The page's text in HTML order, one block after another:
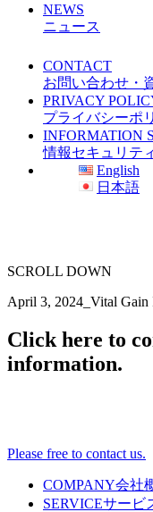
NEWS
ニュース
CONTACT
お問い合わせ・
PRIVACY
プライバシーポ
INFORMATION
情報セキュリテ
English
日本語
SCROLL DOWN
April 3, 2024_Vital Gain
Click here to
information.
Please free to contact us.
COMPANY会社
SERVICEサービ